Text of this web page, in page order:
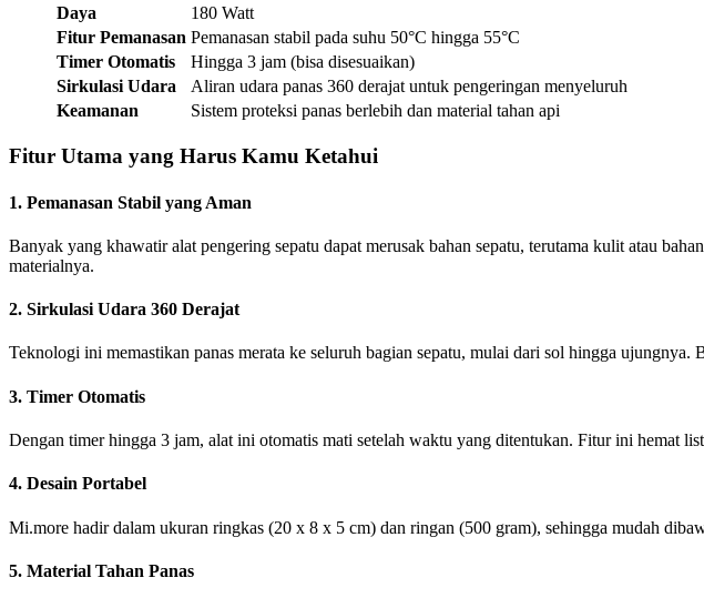
Daya
180 Watt
Fitur Pemanasan Pemanasan stabil pada suhu 50°C hingga 55°C
Timer Otomatis
Hingga 3 jam (bisa disesuaikan)
Sirkulasi Udara
Aliran udara panas 360 derajat untuk pengeringan menyeluruh
Keamanan
Sistem proteksi panas berlebih dan material tahan api
Fitur Utama yang Harus Kamu Ketahui
1. Pemanasan Stabil yang Aman
Banyak yang khawatir alat pengering sepatu dapat merusak bahan sepatu, terutama kulit atau
materialnya.
2. Sirkulasi Udara 360 Derajat
Teknologi ini memastikan panas merata ke seluruh bagian sepatu, mulai dari sol hingga ujungnya.
3. Timer Otomatis
Dengan timer hingga 3 jam, alat ini otomatis mati setelah waktu yang ditentukan. Fitur ini hemat
4. Desain Portabel
Mi.more hadir dalam ukuran ringkas (20 x 8 x 5 cm) dan ringan (500 gram), sehingga mudah
5. Material Tahan Panas